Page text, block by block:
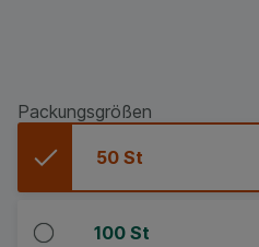
Packungsgrößen
50 St
100 St